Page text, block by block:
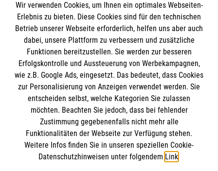
Oberarzt der Klinik für Unfall-, Hand- und
Plastische Chirurgie
Ärztliche Leitung Plastische Chirurgie
Facharzt für Orthopädie und Unfallchirurgie
Facharzt für Plastische Chirurgie –
Weiterbildungsermächtigung über 24 Monate
die Vorbeugung, Früherkennung und
Behandlung von Krankheiten oder
Verletzungen und altersbedingten
Veränderungen wie Gelenkverschleiß.
Als neues minimalinvasives Verfahren konnte
die Arthroskopie des Handgelenks in den
letzten Jahren zusätzlich erfolgreich am
Malteser Fördeklinikum etabliert werden. Die
Beteiligung am bundesweiten Hand-Trauma-
Register sichert und dokumentiert die Qualität
der Eingriffe nachhaltig.
Wir versorgen
akute Hand- und Sehnenverletzungen etwa
nach Unfällen, Finger- und
Mittelhandbrüche, Handgelenksbrüche,
Nervenverletzungen
komplexe Handverletzungen - auch von
Knochen und Bändern an Handgelenk und
Unterarm
Tumorerkrankungen an der Hand
Verschleißerscheinungen und chronische
Zur Arztpraxis oder in die Klinik?
Mit Beschwerden an den Händen oder
Handgelenken sollten Sie sich zunächst
vertrauensvoll an eine allgemeinärztliche oder
orthopädisch-chirurgische Facharztpraxis
wenden.
Wenn für Diagnostik oder Therapie eine
Vorstellung in der Klinik erforderlich sein
Wir verwenden Cookies, um Ihnen ein optimales Webseiten-
Erlebnis zu bieten. Diese Cookies sind für den technischen
Betrieb unserer Webseite erforderlich, helfen uns aber auch
dabei, unsere Plattform zu verbessern und zusätzliche
Funktionen bereitzustellen. Sie werden zur besseren
Erfolgskontrolle und Aussteuerung von Werbekampagnen,
wie z.B. Google Ads, eingesetzt. Das bedeutet, dass Cookies
zur Personalisierung von Anzeigen verwendet werden. Sie
entscheiden selbst, welche Kategorien Sie zulassen
möchten. Beachten Sie jedoch, dass bei fehlender
Zustimmung gegebenenfalls nicht mehr alle
Funktionalitäten der Webseite zur Verfügung stehen.
Weitere Infos finden Sie in unseren speziellen Cookie-
Datenschutzhinweisen unter folgendem Link.